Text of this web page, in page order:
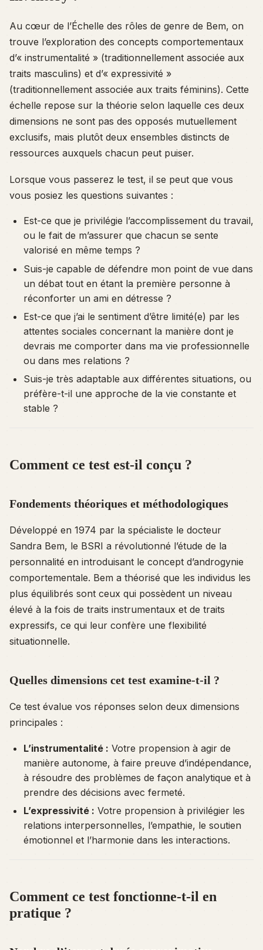
Au cœur de l’Échelle des rôles de genre de Bem, on
trouve l’exploration des concepts comportementaux
d’« instrumentalité » (traditionnellement associée aux
traits masculins) et d’« expressivité »
(traditionnellement associée aux traits féminins). Cette
échelle repose sur la théorie selon laquelle ces deux
dimensions ne sont pas des opposés mutuellement
exclusifs, mais plutôt deux ensembles distincts de
ressources auxquels chacun peut puiser.
Lorsque vous passerez le test, il se peut que vous
vous posiez les questions suivantes :
Est-ce que je privilégie l’accomplissement du travail,
ou le fait de m’assurer que chacun se sente
valorisé en même temps ?
Suis-je capable de défendre mon point de vue dans
un débat tout en étant la première personne à
réconforter un ami en détresse ?
Est-ce que j’ai le sentiment d’être limité(e) par les
attentes sociales concernant la manière dont je
devrais me comporter dans ma vie professionnelle
ou dans mes relations ?
Suis-je très adaptable aux différentes situations, ou
préfère-t-il une approche de la vie constante et
stable ?
Comment ce test est-il conçu ?
Fondements théoriques et méthodologiques
Développé en 1974 par la spécialiste le docteur
Sandra Bem, le BSRI a révolutionné l’étude de la
personnalité en introduisant le concept d’androgynie
comportementale. Bem a théorisé que les individus les
plus équilibrés sont ceux qui possèdent un niveau
élevé à la fois de traits instrumentaux et de traits
expressifs, ce qui leur confère une flexibilité
situationnelle.
Quelles dimensions cet test examine-t-il ?
Ce test évalue vos réponses selon deux dimensions
principales :
L’instrumentalité : Votre propension à agir de
manière autonome, à faire preuve d’indépendance,
à résoudre des problèmes de façon analytique et à
prendre des décisions avec fermeté.
L’expressivité : Votre propension à privilégier les
relations interpersonnelles, l’empathie, le soutien
émotionnel et l’harmonie dans les interactions.
Comment ce test fonctionne-t-il en
pratique ?